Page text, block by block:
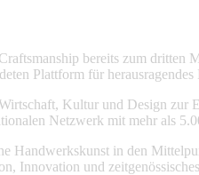
bereits zum dritten
Plattform für
Kultur und Design
Netzwerk mit mehr als
Handwerkskunst in den
Innovation und